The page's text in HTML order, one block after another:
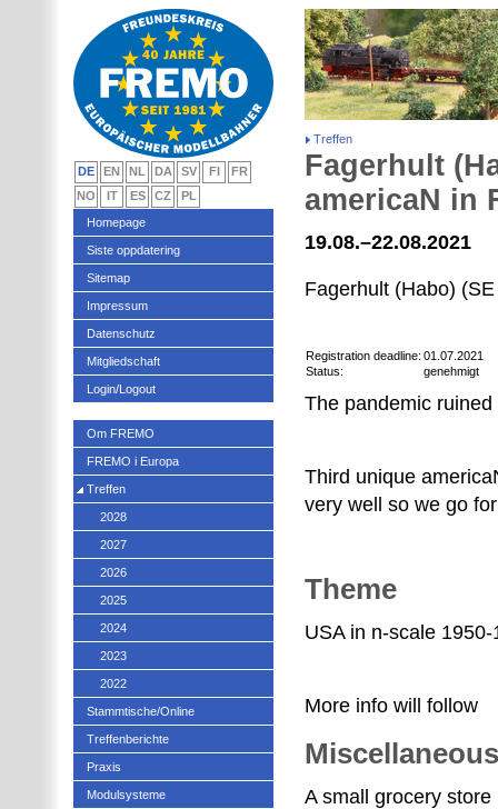
Treffen
Fagerhult
americaN in
19.08.–22.08.2021
Fagerhult (Habo)
Registration deadline: 01.07.2021
Status:
genehmigt
The pandemic
Third unique
very well so we go
Theme
USA in n-scale 1950-
More info will follow
Miscellaneous
A small grocery
DE EN NL DA SV FI
FR
NO
IT ES CZ
PL
Homepage
Siste oppdatering
Sitemap
Impressum
Datenschutz
Mitgliedschaft
Login/Logout
Om FREMO
FREMO i Europa
Treffen
2028
2027
2026
2025
2024
2023
2022
Stammtische/Online
Treffenberichte
Praxis
Modulsysteme